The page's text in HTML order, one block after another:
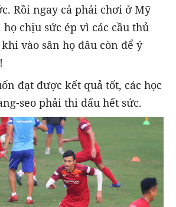
Rồi ngay cả phải chơi ở Mỹ
chịu sức ép vì các cầu thủ
vào sân họ đâu còn để ý
đạt được kết quả tốt, các học
seo phải thi đấu hết sức.